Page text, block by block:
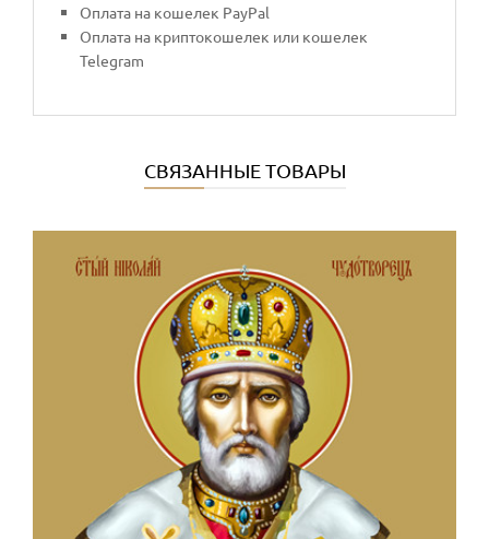
Оплата на кошелек PayPal
Оплата на криптокошелек или кошелек
Telegram
СВЯЗАННЫЕ ТОВАРЫ